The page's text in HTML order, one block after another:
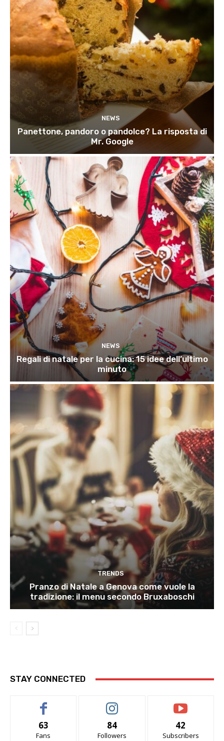
NEWS
Panettone, pandoro o pandolce? La risposta di
Mr. Google
NEWS
Regali di natale per la cucina: 15 idee dell’ultimo
minuto
TRENDS
Pranzo di Natale a Genova come vuole la
tradizione: il menu secondo Bruxaboschi
STAY CONNECTED
63
Fans
84
Followers
42
Subscribers